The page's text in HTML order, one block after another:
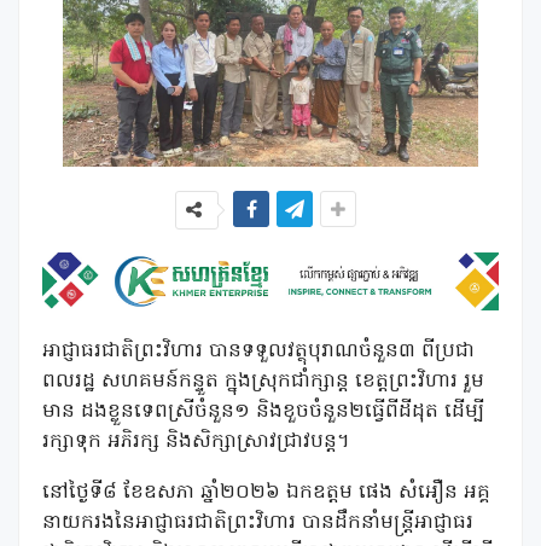
អាជ្ញាធរជាតិព្រះវិហារ បានទទួលវត្ថុបុរាណចំនួន៣ ពីប្រជា
ពលរដ្ឋ សហគមន៍កន្ទួត ក្នុងស្រុកជាំក្សាន្ត ខេត្តព្រះវិហារ រួម
មាន ដងខ្លួនទេពស្រីចំនួន១ និងខួចចំនួន២ធ្វើពីដីដុត ដើម្បី
រក្សាទុក អភិរក្ស និងសិក្សាស្រាវជ្រាវបន្ត។
នៅថ្ងៃទី៨ ខែឧសភា ឆ្នាំ២០២៦ ឯកឧត្តម ផេង​ សំអឿន អគ្គ
នាយករងនៃអាជ្ញាធរជាតិព្រះវិហារ បានដឹកនាំមន្ត្រីអាជ្ញាធរ